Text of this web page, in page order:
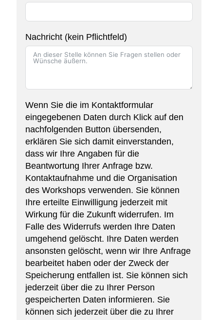
Nachricht (kein Pflichtfeld)
Wenn Sie die im Kontaktformular
eingegebenen Daten durch Klick auf den
nachfolgenden Button übersenden,
erklären Sie sich damit einverstanden,
dass wir Ihre Angaben für die
Beantwortung Ihrer Anfrage bzw.
Kontaktaufnahme und die Organisation
des Workshops verwenden. Sie können
Ihre erteilte Einwilligung jederzeit mit
Wirkung für die Zukunft widerrufen. Im
Falle des Widerrufs werden Ihre Daten
umgehend gelöscht. Ihre Daten werden
ansonsten gelöscht, wenn wir Ihre Anfrage
bearbeitet haben oder der Zweck der
Speicherung entfallen ist. Sie können sich
jederzeit über die zu Ihrer Person
gespeicherten Daten informieren. Sie
können sich jederzeit über die zu Ihrer